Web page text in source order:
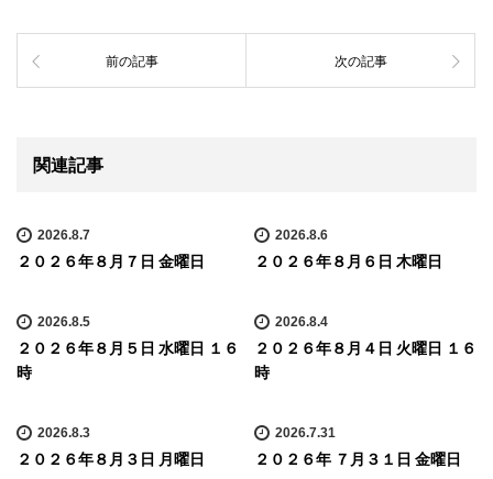
前の記事 次の記事
関連記事
2026.8.7
２０２６年８月７日 金曜日
2026.8.6
２０２６年８月６日 木曜日
2026.8.5
２０２６年８月５日 水曜日 １６
時
2026.8.4
２０２６年８月４日 火曜日 １６
時
2026.8.3
２０２６年８月３日 月曜日
2026.7.31
２０２６年 ７月３１日 金曜日